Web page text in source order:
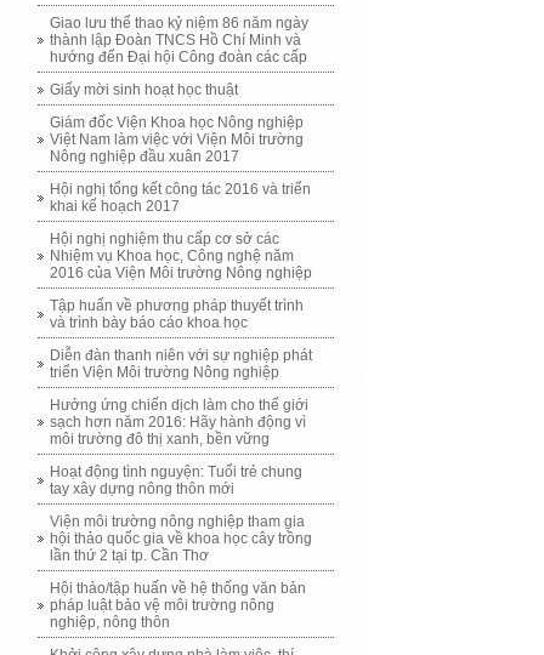
Giao lưu thể thao kỷ niệm 86 năm ngày
thành lập Đoàn TNCS Hồ Chí Minh và
hướng đến Đại hội Công đoàn các cấp
Giấy mời sinh hoạt học thuật
Giám đốc Viện Khoa học Nông nghiệp
Việt Nam làm việc với Viện Môi trường
Nông nghiệp đầu xuân 2017
Hội nghị tổng kết công tác 2016 và triển
khai kế hoạch 2017
Hội nghị nghiệm thu cấp cơ sở các
Nhiệm vụ Khoa học, Công nghệ năm
2016 của Viện Môi trường Nông nghiệp
Tập huấn về phương pháp thuyết trình
và trình bày báo cáo khoa học
Diễn đàn thanh niên với sự nghiệp phát
triển Viện Môi trường Nông nghiệp
Hưởng ứng chiến dịch làm cho thế giới
sạch hơn năm 2016: Hãy hành động vì
môi trường đô thị xanh, bền vững
Hoạt động tình nguyện: Tuổi trẻ chung
tay xây dựng nông thôn mới
Viện môi trường nông nghiệp tham gia
hội thảo quốc gia về khoa học cây trồng
lần thứ 2 tại tp. Cần Thơ
Hội thảo/tập huấn về hệ thống văn bản
pháp luật bảo vệ môi trường nông
nghiệp, nông thôn